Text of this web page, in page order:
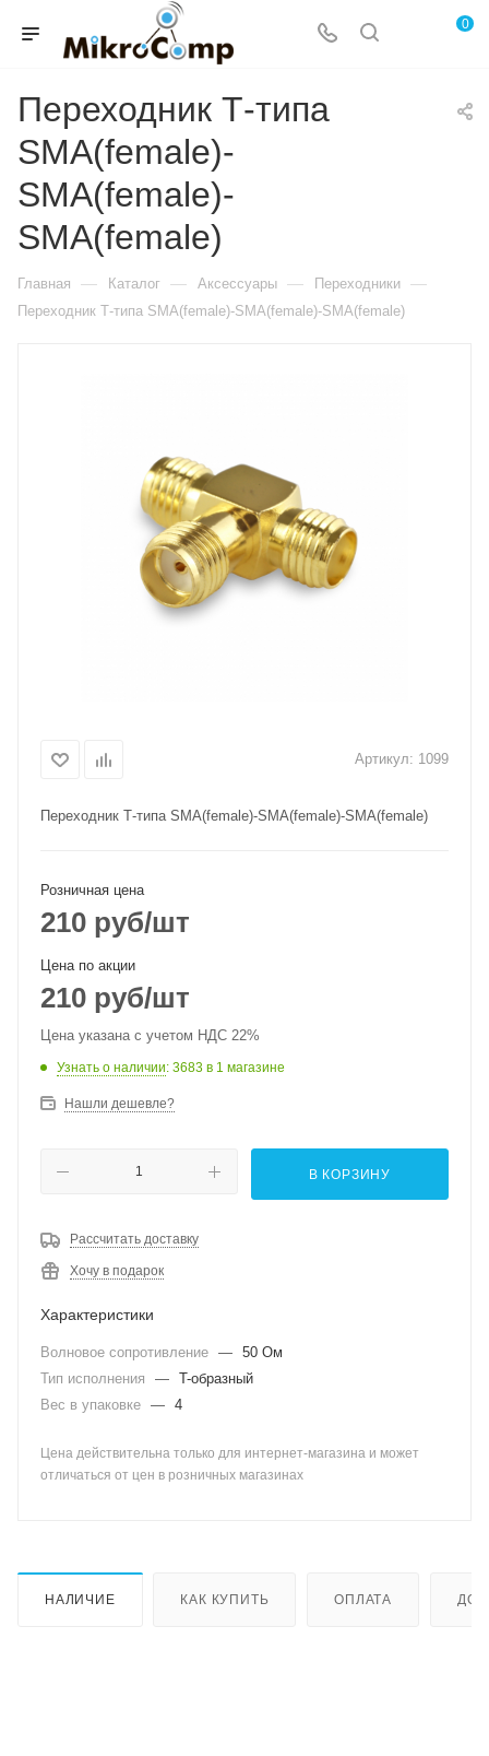
0
Переходник Т-типа
SMA(female)-
SMA(female)-
SMA(female)
Главная — Каталог — Аксессуары — Переходники —
Переходник Т-типа SMA(female)-SMA(female)-SMA(female)
Артикул: 1099
Переходник Т-типа SMA(female)-SMA(female)-SMA(female)
Розничная цена
210 руб/шт
Цена по акции
210 руб/шт
Цена указана с учетом НДС 22%
Узнать о наличии: 3683 в 1 магазине
Нашли дешевле?
В КОРЗИНУ
Рассчитать доставку
Хочу в подарок
Характеристики
Волновое сопротивление — 50 Ом
Тип исполнения
— T-образный
Вес в упаковке — 4
Цена действительна только для интернет-магазина и может
отличаться от цен в розничных магазинах
НАЛИЧИЕ КАК КУПИТЬ ОПЛАТА